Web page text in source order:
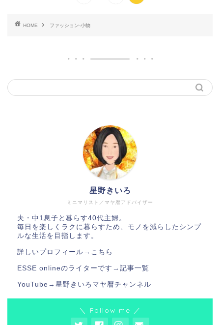
HOME ファッション-小物
ミニマリスト／マヤ暦アドバイザー
星野きいろ
夫・中1息子と暮らす40代主婦。
毎日を楽しくラクに暮らすため、モノを減らしたシンプ
ルな生活を目指します。
詳しいプロフィール→ こちら
ESSE onlineのライターです→ 記事一覧
YouTube→ 星野きいろマヤ暦チャンネル
＼ Follow me ／